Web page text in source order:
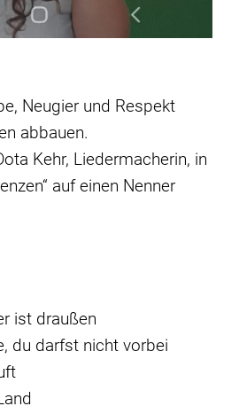
Neugier und Respekt
abbauen.
Kehr, Liedermacherin, in
auf einen Nenner
ist draußen
du darfst nicht vorbei